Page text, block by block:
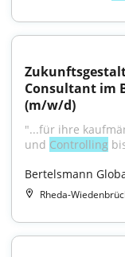
Consultant im
(m/w/d)
"...für ihre
und Controlling
Bertelsmann
Rheda-